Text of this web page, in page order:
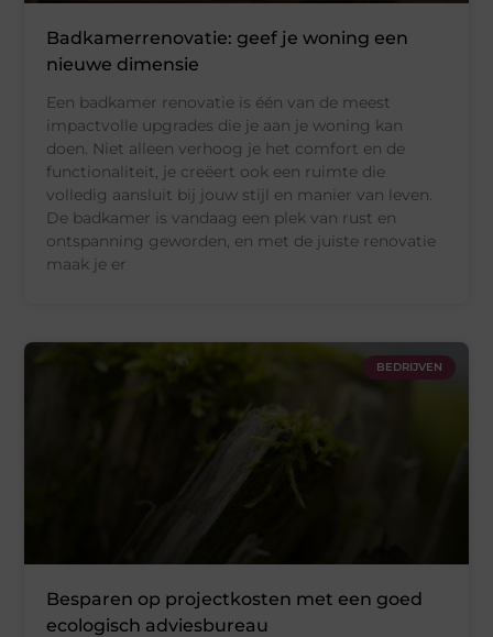
Badkamerrenovatie: geef je woning een
nieuwe dimensie
Een badkamer renovatie is één van de meest
impactvolle upgrades die je aan je woning kan
doen. Niet alleen verhoog je het comfort en de
functionaliteit, je creëert ook een ruimte die
volledig aansluit bij jouw stijl en manier van leven.
De badkamer is vandaag een plek van rust en
ontspanning geworden, en met de juiste renovatie
maak je er
BEDRIJVEN
Besparen op projectkosten met een goed
ecologisch adviesbureau